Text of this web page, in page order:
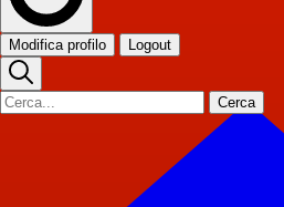
Modifica profilo Logout
Cerca